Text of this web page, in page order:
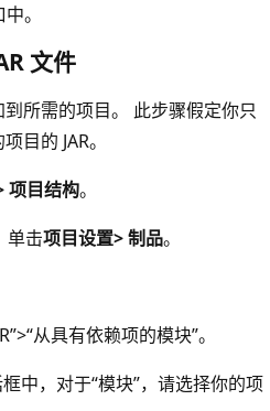
。
文件
所需的项目。 此步骤假定你只
目的 JAR。
项目结构。
单击项目设置> 制品。
从具有依赖项的模块”。
中，对于“模块”，请选择你的项